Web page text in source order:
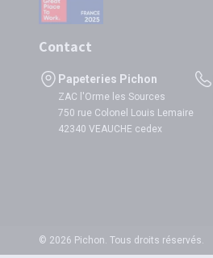
Contact
Papeteries Pichon
ZAC l'Orme les Sources
750 rue Colonel Louis Lemaire
42340 VEAUCHE cedex
© 2026 Pichon. Tous droits réservés.